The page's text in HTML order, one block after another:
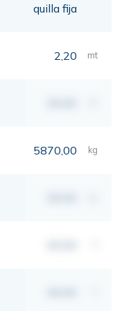
quilla fija
2,20 mt
5870,00 kg